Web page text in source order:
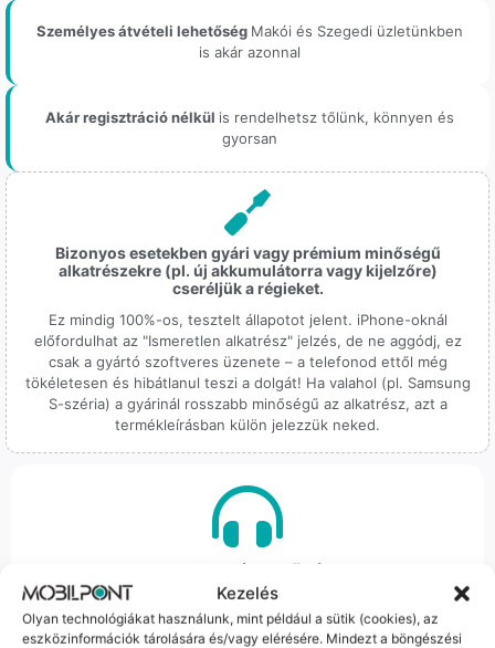
Kezelés
Olyan technológiákat használunk, mint például a sütik (cookies), az
eszközinformációk tárolására és/vagy elérésére. Mindezt a böngészési
Személyes átvételi lehetőség Makói és Szegedi üzletünkben
is akár azonnal
Akár regisztráció nélkül is rendelhetsz tőlünk, könnyen és
gyorsan
Bizonyos esetekben gyári vagy prémium minőségű
alkatrészekre (pl. új akkumulátorra vagy kijelzőre)
cseréljük a régieket.
Ez mindig 100%-os, tesztelt állapotot jelent. iPhone-oknál
előfordulhat az "Ismeretlen alkatrész" jelzés, de ne aggódj, ez
csak a gyártó szoftveres üzenete – a telefonod ettől még
tökéletesen és hibátlanul teszi a dolgát! Ha valahol (pl. Samsung
S-széria) a gyárinál rosszabb minőségű az alkatrész, azt a
termékleírásban külön jelezzük neked.
100% Elérhetőség
Sok éve a szegedi piac meghatározó szereplői vagyunk.
Nem egy arctalan webshop vagyunk: ha kérdésed van, élő